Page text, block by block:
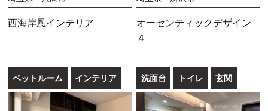
西海岸風インテリア
オーセンティックデザイン
４
ベットルーム インテリア 洗面台 トイレ 玄関